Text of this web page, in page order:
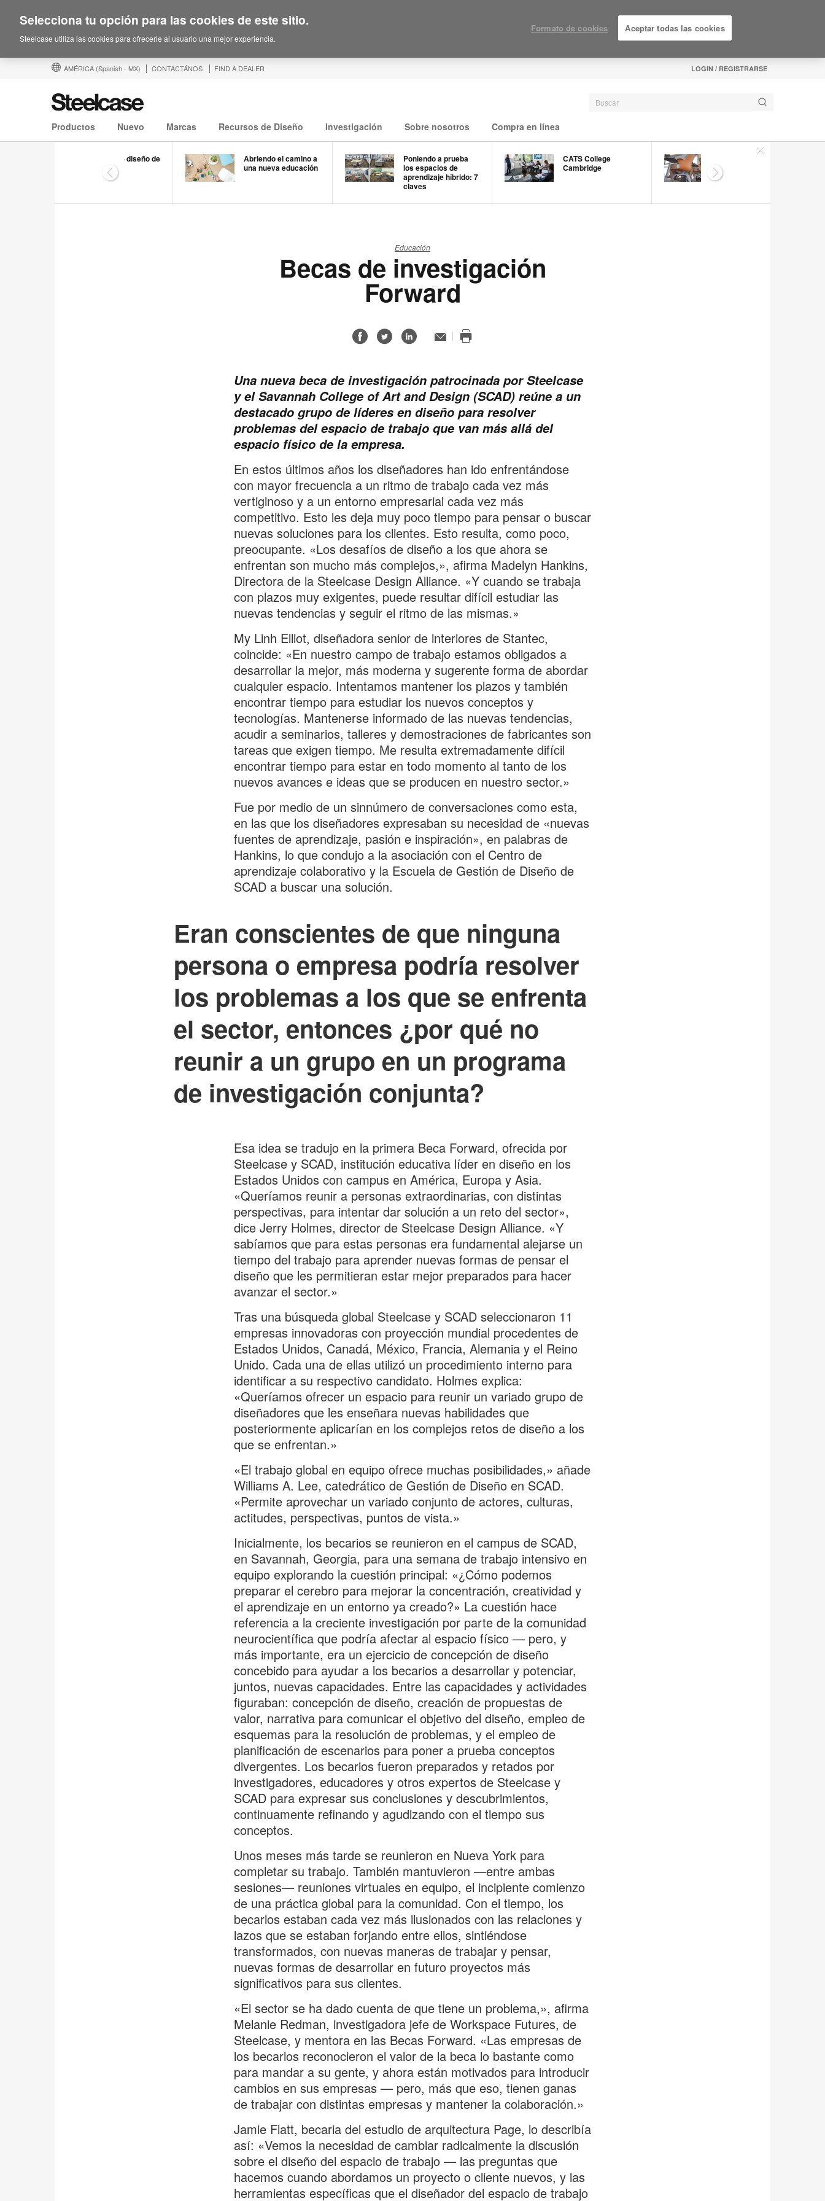
AMÉRICA (Spanish - MX) CONTACTÁNOS FIND A DEALER LOGIN / REGISTRARSE
Productos Nuevo Marcas Recursos de Diseño Investigación Sobre nosotros Compra en línea
Previous
Facultad de diseño de
Standford
Abriendo el camino a
una nueva educación
Poniendo a prueba
los espacios de
aprendizaje híbrido: 7
claves
CATS College
Cambridge
Polytechnic School of
Design
Next
Educación
Becas de investigación
Forward
Compartir
Compartir
Compartir
in
Email
página
Una nueva beca de investigación patrocinada por Steelcase
y el Savannah College of Art and Design (SCAD) reúne a un
destacado grupo de líderes en diseño para resolver
problemas del espacio de trabajo que van más allá del
espacio físico de la empresa.
En estos últimos años los diseñadores han ido enfrentándose
con mayor frecuencia a un ritmo de trabajo cada vez más
vertiginoso y a un entorno empresarial cada vez más
competitivo. Esto les deja muy poco tiempo para pensar o buscar
nuevas soluciones para los clientes. Esto resulta, como poco,
preocupante. «Los desafíos de diseño a los que ahora se
enfrentan son mucho más complejos,», afirma Madelyn Hankins,
Directora de la Steelcase Design Alliance. «Y cuando se trabaja
con plazos muy exigentes, puede resultar difícil estudiar las
nuevas tendencias y seguir el ritmo de las mismas.»
My Linh Elliot, diseñadora senior de interiores de Stantec,
coincide: «En nuestro campo de trabajo estamos obligados a
desarrollar la mejor, más moderna y sugerente forma de abordar
cualquier espacio. Intentamos mantener los plazos y también
encontrar tiempo para estudiar los nuevos conceptos y
tecnologías. Mantenerse informado de las nuevas tendencias,
acudir a seminarios, talleres y demostraciones de fabricantes son
tareas que exigen tiempo. Me resulta extremadamente difícil
encontrar tiempo para estar en todo momento al tanto de los
nuevos avances e ideas que se producen en nuestro sector.»
Fue por medio de un sinnúmero de conversaciones como esta,
en las que los diseñadores expresaban su necesidad de «nuevas
fuentes de aprendizaje, pasión e inspiración», en palabras de
Hankins, lo que condujo a la asociación con el Centro de
aprendizaje colaborativo y la Escuela de Gestión de Diseño de
SCAD a buscar una solución.
Eran conscientes de que ninguna
persona o empresa podría resolver
los problemas a los que se enfrenta
el sector, entonces ¿por qué no
reunir a un grupo en un programa
de investigación conjunta?
Esa idea se tradujo en la primera Beca Forward, ofrecida por
Steelcase y SCAD, institución educativa líder en diseño en los
Estados Unidos con campus en América, Europa y Asia.
«Queríamos reunir a personas extraordinarias, con distintas
perspectivas, para intentar dar solución a un reto del sector»,
dice Jerry Holmes, director de Steelcase Design Alliance. «Y
sabíamos que para estas personas era fundamental alejarse un
tiempo del trabajo para aprender nuevas formas de pensar el
diseño que les permitieran estar mejor preparados para hacer
avanzar el sector.»
Tras una búsqueda global Steelcase y SCAD seleccionaron 11
empresas innovadoras con proyección mundial procedentes de
Estados Unidos, Canadá, México, Francia, Alemania y el Reino
Unido. Cada una de ellas utilizó un procedimiento interno para
identificar a su respectivo candidato. Holmes explica:
«Queríamos ofrecer un espacio para reunir un variado grupo de
diseñadores que les enseñara nuevas habilidades que
posteriormente aplicarían en los complejos retos de diseño a los
que se enfrentan.»
«El trabajo global en equipo ofrece muchas posibilidades,» añade
Williams A. Lee, catedrático de Gestión de Diseño en SCAD.
«Permite aprovechar un variado conjunto de actores, culturas,
actitudes, perspectivas, puntos de vista.»
Inicialmente, los becarios se reunieron en el campus de SCAD,
en Savannah, Georgia, para una semana de trabajo intensivo en
equipo explorando la cuestión principal: «¿Cómo podemos
preparar el cerebro para mejorar la concentración, creatividad y
el aprendizaje en un entorno ya creado?» La cuestión hace
referencia a la creciente investigación por parte de la comunidad
neurocientífica que podría afectar al espacio físico — pero, y
más importante, era un ejercicio de concepción de diseño
concebido para ayudar a los becarios a desarrollar y potenciar,
juntos, nuevas capacidades. Entre las capacidades y actividades
figuraban: concepción de diseño, creación de propuestas de
valor, narrativa para comunicar el objetivo del diseño, empleo de
esquemas para la resolución de problemas, y el empleo de
planificación de escenarios para poner a prueba conceptos
divergentes. Los becarios fueron preparados y retados por
investigadores, educadores y otros expertos de Steelcase y
SCAD para expresar sus conclusiones y descubrimientos,
continuamente refinando y agudizando con el tiempo sus
conceptos.
Unos meses más tarde se reunieron en Nueva York para
completar su trabajo. También mantuvieron —entre ambas
sesiones— reuniones virtuales en equipo, el incipiente comienzo
de una práctica global para la comunidad. Con el tiempo, los
becarios estaban cada vez más ilusionados con las relaciones y
lazos que se estaban forjando entre ellos, sintiéndose
transformados, con nuevas maneras de trabajar y pensar,
nuevas formas de desarrollar en futuro proyectos más
significativos para sus clientes.
«El sector se ha dado cuenta de que tiene un problema,», afirma
Melanie Redman, investigadora jefe de Workspace Futures, de
Steelcase, y mentora en las Becas Forward. «Las empresas de
los becarios reconocieron el valor de la beca lo bastante como
para mandar a su gente, y ahora están motivados para introducir
cambios en sus empresas — pero, más que eso, tienen ganas
de trabajar con distintas empresas y mantener la colaboración.»
Jamie Flatt, becaria del estudio de arquitectura Page, lo describía
así: «Vemos la necesidad de cambiar radicalmente la discusión
sobre el diseño del espacio de trabajo — las preguntas que
hacemos cuando abordamos un proyecto o cliente nuevos, y las
herramientas específicas que el diseñador del espacio de trabajo
Selecciona tu opción para las cookies de este sitio.
Steelcase utiliza las cookies para ofrecerle al usuario una mejor experiencia.
Formato de cookies Aceptar todas las cookies